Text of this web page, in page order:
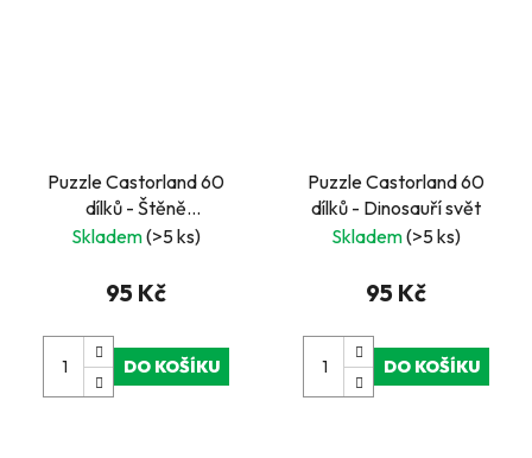
Puzzle Castorland 60
dílků - Štěně
Pomeraniana v růžích
Skladem(>5 ks)
95 Kč
DO KOŠÍKU
Puzzle Castorland 60
dílků - Dinosauří svět
Skladem(>5 ks)
95 Kč
DO KOŠÍKU